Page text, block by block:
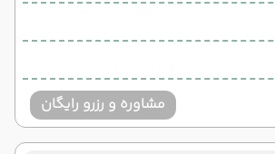
مشاوره و رزرو رایگان